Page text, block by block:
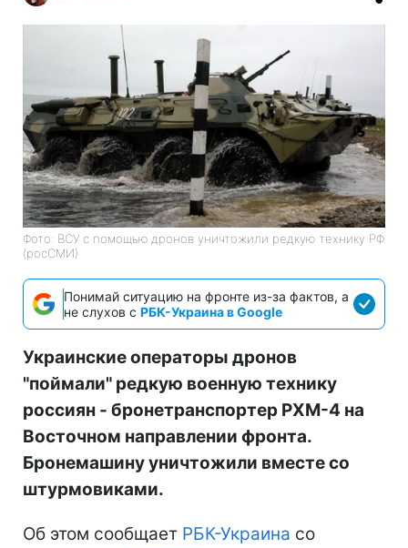
Фото: ВСУ с помощью дронов уничтожили редкую технику РФ
(росСМИ)
Понимай ситуацию на фронте из-за фактов, а
не слухов с РБК-Украина в Google
Украинские операторы дронов
"поймали" редкую военную технику
россиян - бронетранспортер РХМ-4 на
Восточном направлении фронта.
Бронемашину уничтожили вместе со
штурмовиками.
Об этом сообщает РБК-Украина со